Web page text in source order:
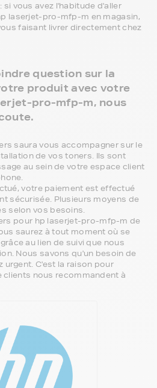
vous avez l'habitude d'aller
laserjet-pro-mfp-m en magasin,
faisant livrer directement chez
question sur la
produit avec votre
pro-mfp-m, nous
saura vous accompagner sur le
de vos toners. Ils sont
au sein de votre espace client
votre paiement est effectué
sécurisée. Plusieurs moyens de
selon vos besoins.
pour hp laserjet-pro-mfp-m de
saurez à tout moment où se
au lien de suivi que nous
Nous savons qu'un besoin de
C'est la raison pour
clients nous recommandent à